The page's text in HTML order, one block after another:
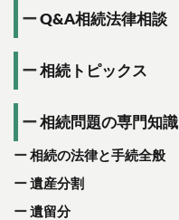
Q&A相続法律相談
相続トピックス
相続問題の専門知識
相続の法律と手続全般
遺産分割
遺留分